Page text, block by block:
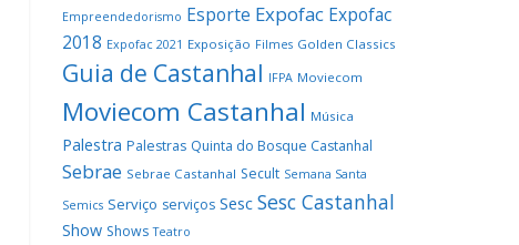
Empreendedorismo Esporte Expofac Expofac
2018 Expofac 2021 Exposição Filmes Golden Classics
Guia de Castanhal IFPA Moviecom
Moviecom Castanhal Música
Palestra Palestras Quinta do Bosque Castanhal
Sebrae Sebrae Castanhal Secult Semana Santa
Semics Serviço serviços Sesc Sesc Castanhal
Show Shows Teatro